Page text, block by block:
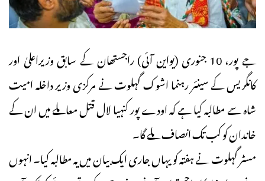
جے پور، 10 جنوری (یواین آئی) راجستھان کے سابق وزیراعلیٰ اور
کانگریس کے سینئر رہنما اشوک گہلوت نے مرکزی وزیر داخلہ امیت
شاہ سے مطالبہ کیا ہے کہ اودے پور کنہیا لال قتل معاملے میں ان کے
خاندان کو کب تک انصاف ملے گا۔
مسٹر گہلوت نے ہفتہ کو یہاں جاری ایک بیان میں یہ مطالبہ کیا۔ انہوں